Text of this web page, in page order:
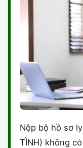
Nộp bộ hồ sơ
TÌNH) không